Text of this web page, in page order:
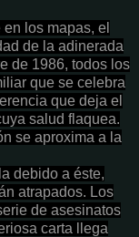
los mapas, el
de la adinerada
de 1986, todos los
que se celebra
que deja el
salud flaquea.
se aproxima a la
debido a éste,
atrapados. Los
de asesinatos
carta llega